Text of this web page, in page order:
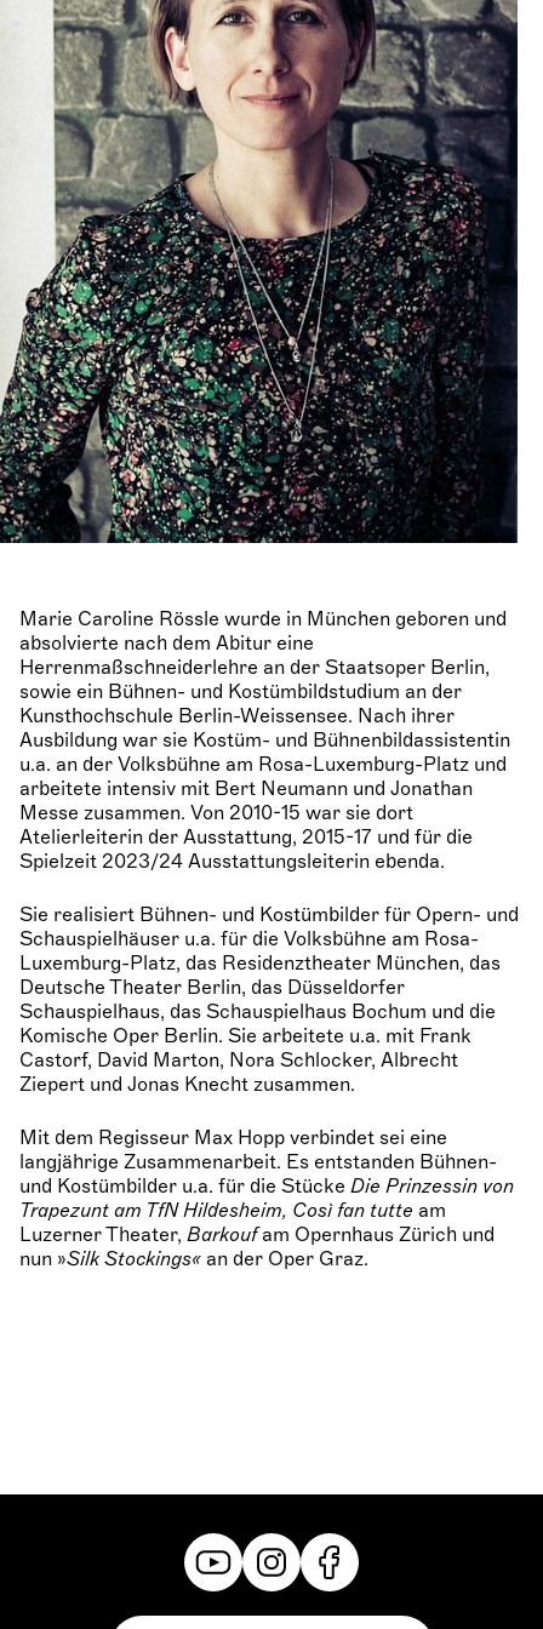
Marie Caroline Rössle wurde in München geboren und
absolvierte nach dem Abitur eine
Herrenmaßschneiderlehre an der Staatsoper Berlin,
sowie ein Bühnen- und Kostümbildstudium an der
Kunsthochschule Berlin-Weissensee. Nach ihrer
Ausbildung war sie Kostüm- und Bühnenbildassistentin
u.a. an der Volksbühne am Rosa-Luxemburg-Platz und
arbeitete intensiv mit Bert Neumann und Jonathan
Messe zusammen. Von 2010-15 war sie dort
Atelierleiterin der Ausstattung, 2015-17 und für die
Spielzeit 2023/24 Ausstattungsleiterin ebenda.
Sie realisiert Bühnen- und Kostümbilder für Opern- und
Schauspielhäuser u.a. für die Volksbühne am Rosa-
Luxemburg-Platz, das Residenztheater München, das
Deutsche Theater Berlin, das Düsseldorfer
Schauspielhaus, das Schauspielhaus Bochum und die
Komische Oper Berlin. Sie arbeitete u.a. mit Frank
Castorf, David Marton, Nora Schlocker, Albrecht
Ziepert und Jonas Knecht zusammen.
Mit dem Regisseur Max Hopp verbindet sei eine
langjährige Zusammenarbeit. Es entstanden Bühnen-
und Kostümbilder u.a. für die Stücke Die Prinzessin von
Trapezunt am TfN Hildesheim, Così fan tutte am
Luzerner Theater, Barkoufam Opernhaus Zürich und
nun »Silk Stockings« an der Oper Graz.